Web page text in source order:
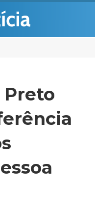
Preto